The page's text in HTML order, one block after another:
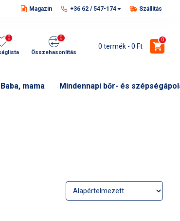
Magazin +36 62 / 547-174 Szállítás
0
Összehasonlítás
0
0 termék - 0 Ft
0
Baba, mama Mindennapi bőr- és